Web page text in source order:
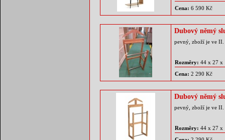
Cena: 6 590 Kč
Dubový němý
pevný, zboží je ve
Rozměry: 44 x 27 x
Cena: 2 290 Kč
Dubový němý
pevný, zboží je ve
Rozměry: 44 x 27 x